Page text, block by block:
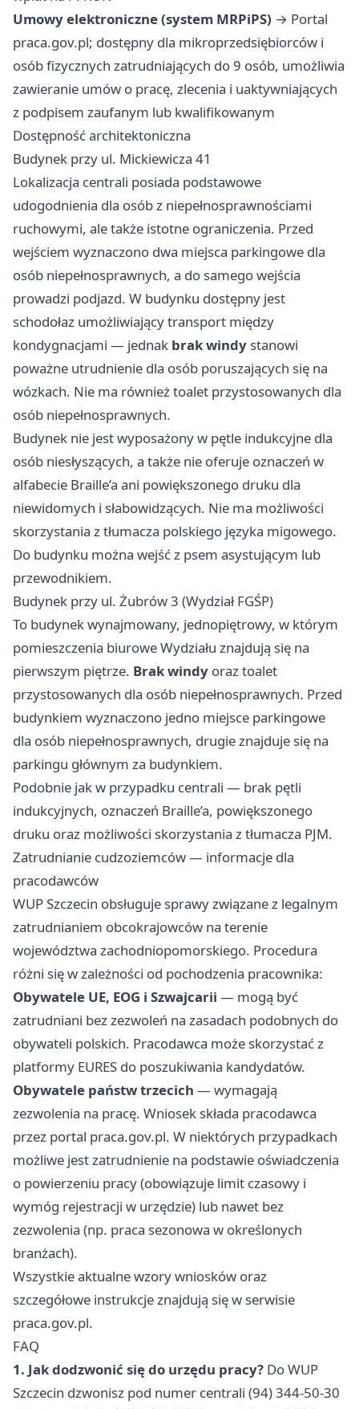
Umowy elektroniczne (system MRPiPS) → Portal
praca.gov.pl; dostępny dla mikroprzedsiębiorców i
osób fizycznych zatrudniających do 9 osób, umożliwia
zawieranie umów o pracę, zlecenia i uaktywniających
z podpisem zaufanym lub kwalifikowanym
Dostępność architektoniczna
Budynek przy ul. Mickiewicza 41
Lokalizacja centrali posiada podstawowe
udogodnienia dla osób z niepełnosprawnościami
ruchowymi, ale także istotne ograniczenia. Przed
wejściem wyznaczono dwa miejsca parkingowe dla
osób niepełnosprawnych, a do samego wejścia
prowadzi podjazd. W budynku dostępny jest
schodołaz umożliwiający transport między
kondygnacjami — jednak brak windy stanowi
poważne utrudnienie dla osób poruszających się na
wózkach. Nie ma również toalet przystosowanych dla
osób niepełnosprawnych.
Budynek nie jest wyposażony w pętle indukcyjne dla
osób niesłyszących, a także nie oferuje oznaczeń w
alfabecie Braille’a ani powiększonego druku dla
niewidomych i słabowidzących. Nie ma możliwości
skorzystania z tłumacza polskiego języka migowego.
Do budynku można wejść z psem asystującym lub
przewodnikiem.
Budynek przy ul. Żubrów 3 (Wydział FGŚP)
To budynek wynajmowany, jednopiętrowy, w którym
pomieszczenia biurowe Wydziału znajdują się na
pierwszym piętrze. Brak windy oraz toalet
przystosowanych dla osób niepełnosprawnych. Przed
budynkiem wyznaczono jedno miejsce parkingowe
dla osób niepełnosprawnych, drugie znajduje się na
parkingu głównym za budynkiem.
Podobnie jak w przypadku centrali — brak pętli
indukcyjnych, oznaczeń Braille’a, powiększonego
druku oraz możliwości skorzystania z tłumacza PJM.
Zatrudnianie cudzoziemców — informacje dla
pracodawców
WUP Szczecin obsługuje sprawy związane z legalnym
zatrudnianiem obcokrajowców na terenie
województwa zachodniopomorskiego. Procedura
różni się w zależności od pochodzenia pracownika:
Obywatele UE, EOG i Szwajcarii — mogą być
zatrudniani bez zezwoleń na zasadach podobnych do
obywateli polskich. Pracodawca może skorzystać z
platformy EURES do poszukiwania kandydatów.
Obywatele państw trzecich — wymagają
zezwolenia na pracę. Wniosek składa pracodawca
przez portal praca.gov.pl. W niektórych przypadkach
możliwe jest zatrudnienie na podstawie oświadczenia
o powierzeniu pracy (obowiązuje limit czasowy i
wymóg rejestracji w urzędzie) lub nawet bez
zezwolenia (np. praca sezonowa w określonych
branżach).
Wszystkie aktualne wzory wniosków oraz
szczegółowe instrukcje znajdują się w serwisie
praca.gov.pl.
FAQ
1. Jak dodzwonić się do urzędu pracy? Do WUP
Szczecin dzwonisz pod numer centrali (94) 344-50-30